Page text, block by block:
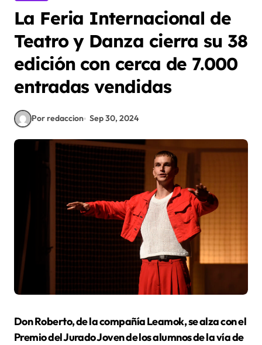
La Feria Internacional de
Teatro y Danza cierra su 38
edición con cerca de 7.000
entradas vendidas
Por redaccion Sep 30, 2024
Don Roberto, de la compañía Leamok, se alza con el
Premio del Jurado Joven de los alumnos de la vía de